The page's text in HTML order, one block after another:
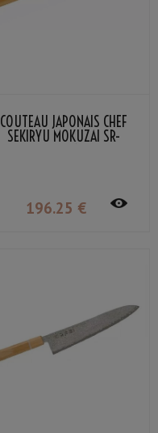
COUTEAU JAPONAIS CHEF
SEKIRYU MOKUZAI SR-
196.25 €